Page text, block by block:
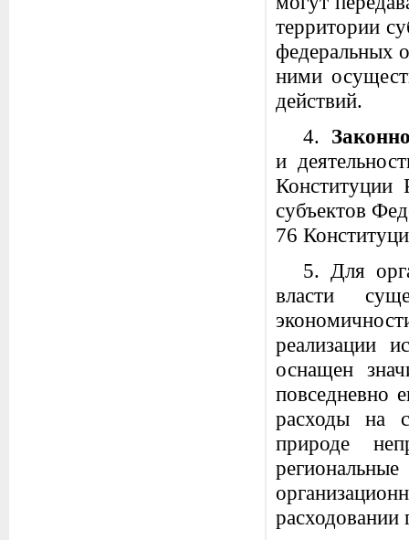
территории
федеральных
ними
действий.
4.
и
Конституции
субъектов
76
5. Для
власти
реализации
оснащен
повседневно
расходы на
природе
расходовании